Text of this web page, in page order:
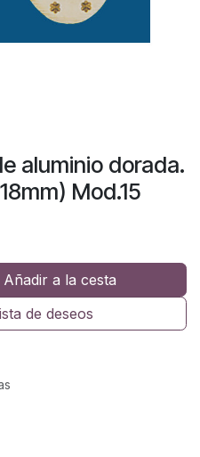
aluminio dorada.
Mod.15
Añadir a la cesta
de deseos